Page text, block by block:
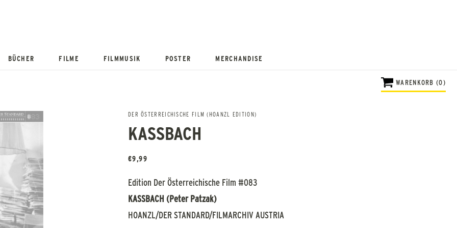
BÜCHER FILME FILMMUSIK POSTER MERCHANDISE
WARENKORB (0)
DER ÖSTERREICHISCHE FILM (HOANZL EDITION)
KASSBACH
€9,99
Edition Der Österreichische Film #083
KASSBACH (Peter Patzak)
HOANZL/DER STANDARD/FILMARCHIV AUSTRIA